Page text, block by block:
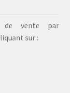
de vente par
sur :